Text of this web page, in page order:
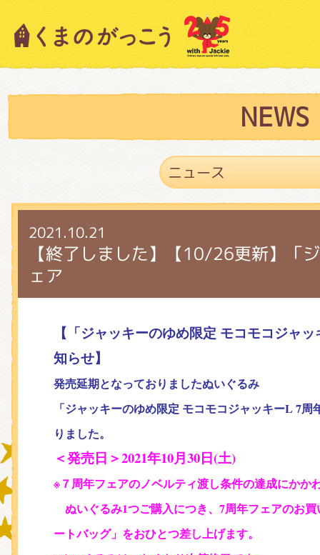
NEWS
2021.10.21
【終了しました】【10/26更新】「
ェア
【「ジャッキーのゆめ限定 モコモコジャ
知らせ】
発売延期となっておりましたぬいぐるみ
「ジャッキーのゆめ限定 モコモコジャッキーL 7
りました。
＜発売日＞2021年10月30日(土)
※７周年フェアのノベルティ渡し条件の達成にかか
ぬいぐるみ1つご購入につき、7周年フェアのお
ートバッグ」をおひとつ差し上げます。
キャラクター紹介
スタッフブログ
絵本・作家紹介
グッズインフォメーション
ミュージカル・コンサート
おたのしみコンテンツ(クイズ・